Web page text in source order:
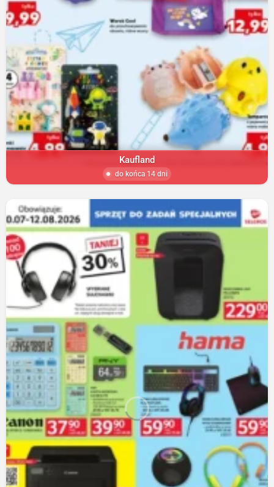
Kaufland
do końca 14 dni